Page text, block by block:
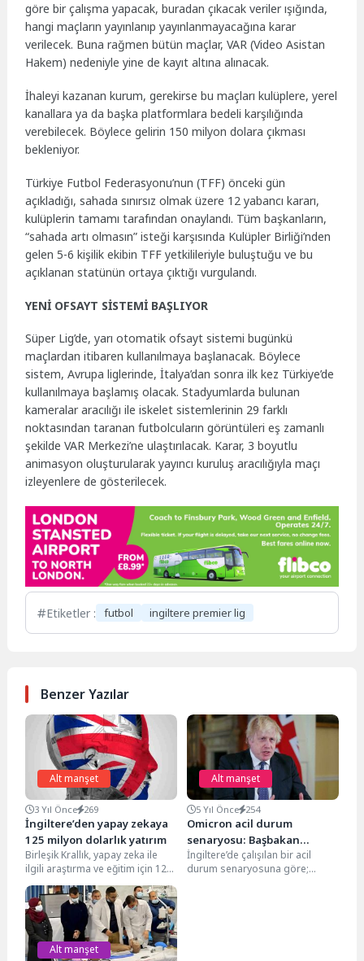
göre bir çalışma yapacak, buradan çıkacak veriler ışığında,
hangi maçların yayınlanıp yayınlanmayacağına karar
verilecek. Buna rağmen bütün maçlar, VAR (Video Asistan
Hakem) nedeniyle yine de kayıt altına alınacak.
İhaleyi kazanan kurum, gerekirse bu maçları kulüplere, yerel
kanallara ya da başka platformlara bedeli karşılığında
verebilecek. Böylece gelirin 150 milyon dolara çıkması
bekleniyor.
Türkiye Futbol Federasyonu’nun (TFF) önceki gün
açıkladığı, sahada sınırsız olmak üzere 12 yabancı kararı,
kulüplerin tamamı tarafından onaylandı. Tüm başkanların,
“sahada artı olmasın” isteği karşısında Kulüpler Birliği’nden
gelen 5-6 kişilik ekibin TFF yetkilileriyle buluştuğu ve bu
açıklanan statünün ortaya çıktığı vurgulandı.
YENİ OFSAYT SİSTEMİ BAŞLIYOR
Süper Lig’de, yarı otomatik ofsayt sistemi bugünkü
maçlardan itibaren kullanılmaya başlanacak. Böylece
sistem, Avrupa liglerinde, İtalya’dan sonra ilk kez Türkiye’de
kullanılmaya başlamış olacak. Stadyumlarda bulunan
kameralar aracılığı ile iskelet sistemlerinin 29 farklı
noktasından taranan futbolcuların görüntüleri eş zamanlı
şekilde VAR Merkezi’ne ulaştırılacak. Karar, 3 boyutlu
animasyon oluşturularak yayıncı kuruluş aracılığıyla maçı
izleyenlere de gösterilecek.
Etiketler : futbol ingiltere premier lig
Benzer Yazılar
Alt manşet
3 Yıl Önce 269
İngiltere’den yapay zekaya
125 milyon dolarlık yatırım
Birleşik Krallık, yapay zeka ile
ilgili araştırma ve eğitim için 125
milyon dolardan fazla yatırım...
Alt manşet
5 Yıl Önce 254
Omicron acil durum
senaryosu: Başbakan
Johnson kurmaylarından
hazırlık istedi
İngiltere’de çalışılan bir acil
durum senaryosuna göre;
Alt manşet